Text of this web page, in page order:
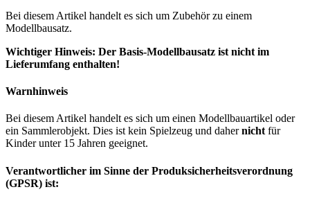
Bei diesem Artikel handelt es sich um Zubehör zu einem
Modellbausatz.
Wichtiger Hinweis: Der Basis-Modellbausatz ist nicht im
Lieferumfang enthalten!
Warnhinweis
Bei diesem Artikel handelt es sich um einen Modellbauartikel oder
ein Sammlerobjekt. Dies ist kein Spielzeug und dahernicht für
Kinder unter 15 Jahren geeignet.
Verantwortlicher im Sinne der Produksicherheitsverordnung
(GPSR) ist: